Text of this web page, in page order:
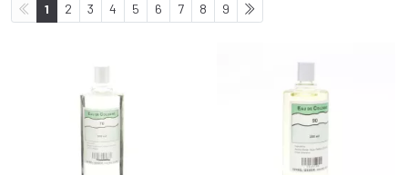
1 2 3 4 5 6 7 8 9